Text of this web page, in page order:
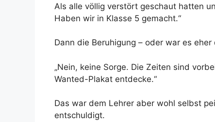
Als alle völlig verstört geschaut hatten
Haben wir in Klasse 5 gemacht.“
Dann die Beruhigung – oder war es eher
„Nein, keine Sorge. Die Zeiten sind
Wanted-Plakat entdecke.“
Das war dem Lehrer aber wohl selbst
entschuldigt.